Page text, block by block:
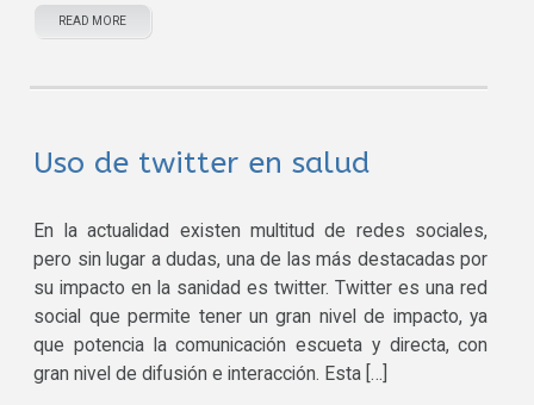
READ MORE
Uso de twitter en salud
En la actualidad existen multitud de redes sociales,
pero sin lugar a dudas, una de las más destacadas por
su impacto en la sanidad es twitter. Twitter es una red
social que permite tener un gran nivel de impacto, ya
que potencia la comunicación escueta y directa, con
gran nivel de difusión e interacción. Esta […]